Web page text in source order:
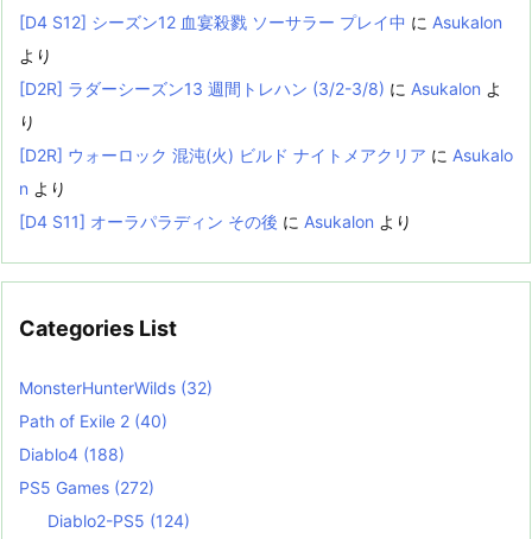
[D4 S12] シーズン12 血宴殺戮 ソーサラー プレイ中 に Asukalon
より
[D2R] ラダーシーズン13 週間トレハン (3/2-3/8) に Asukalon よ
り
[D2R] ウォーロック 混沌(火) ビルド ナイトメアクリア に Asukalo
n より
[D4 S11] オーラパラディン その後 に Asukalon より
Categories List
MonsterHunterWilds (32)
Path of Exile 2 (40)
Diablo4 (188)
PS5 Games (272)
Diablo2-PS5 (124)